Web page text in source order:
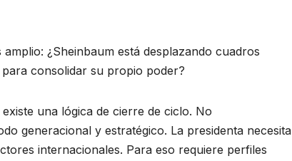
¿Sheinbaum está desplazando cuadros
consolidar su propio poder?
una lógica de cierre de ciclo. No
generacional y estratégico. La presidenta necesita
internacionales. Para eso requiere perfiles